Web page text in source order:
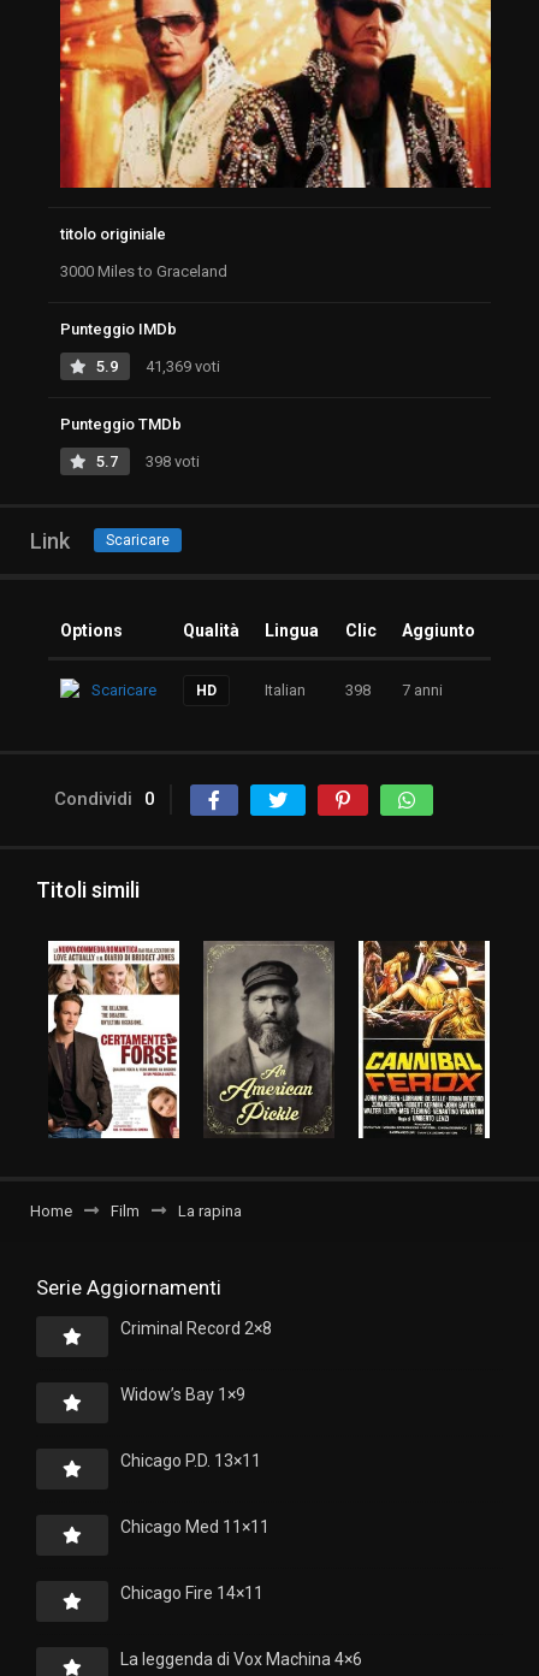
titolo originiale
3000 Miles to Graceland
Punteggio IMDb
5.9 41,369 voti
Punteggio TMDb
5.7 398 voti
Link Scaricare
Options Qualità Lingua Clic Aggiunto
Scaricare HD Italian 398 7 anni
Condividi 0
Titoli simili
Home Film La rapina
Serie Aggiornamenti
Criminal Record 2×8
Widow’s Bay 1×9
Chicago P.D. 13×11
Chicago Med 11×11
Chicago Fire 14×11
La leggenda di Vox Machina 4×6